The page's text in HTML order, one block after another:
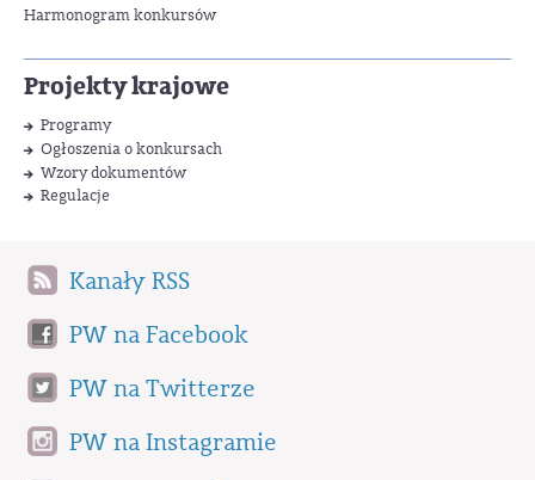
Harmonogram konkursów
Projekty krajowe
Programy
Ogłoszenia o konkursach
Wzory dokumentów
Regulacje
Kanały RSS
PW na Facebook
PW na Twitterze
PW na Instagramie